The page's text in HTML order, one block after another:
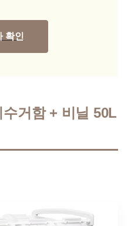
확인
거함 + 비닐 50L